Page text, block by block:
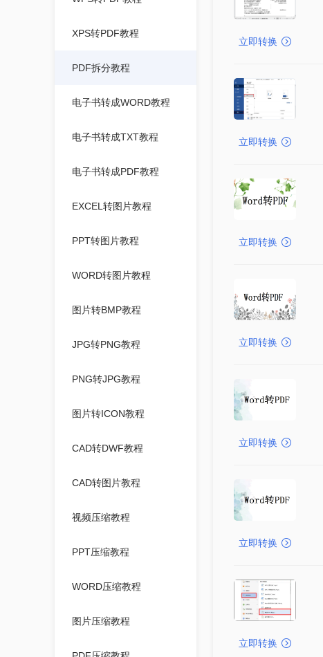
XPS转PDF教程
PDF拆分教程
电子书转成WORD教程
电子书转成TXT教程
电子书转成PDF教程
EXCEL转图片教程
PPT转图片教程
WORD转图片教程
图片转BMP教程
JPG转PNG教程
PNG转JPG教程
图片转ICON教程
CAD转DWF教程
CAD转图片教程
视频压缩教程
PPT压缩教程
WORD压缩教程
图片压缩教程
立即转换
立即转换
立即转换
立即转换
立即转换
立即转换
立即转换